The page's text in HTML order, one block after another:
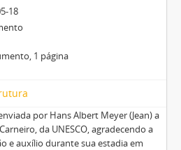
18
1 página
por Hans Albert Meyer (Jean) a
da UNESCO, agradecendo a
e auxílio durante sua estadia em